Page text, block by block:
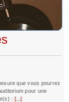
que vous pourrez
pour une
: [...]